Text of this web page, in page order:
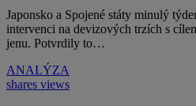
Japonsko a Spojené státy minulý
intervenci na devizových trzích s
jenu. Potvrdily to…
ANALÝZA
shares views